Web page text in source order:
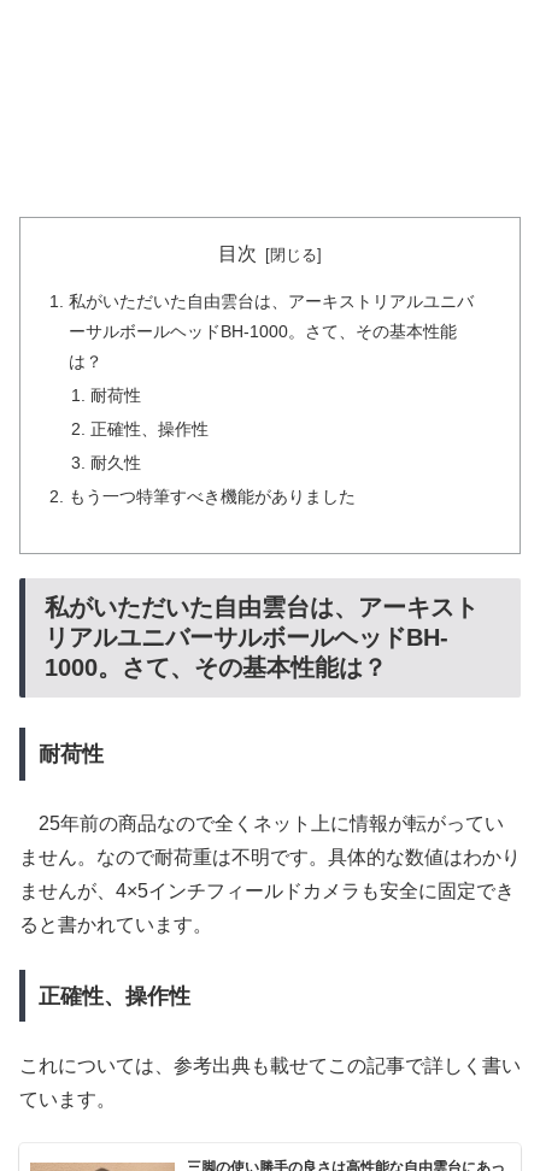
目次
私がいただいた自由雲台は、アーキストリアルユニバ
ーサルボールヘッドBH-1000。さて、その基本性能
は？
耐荷性
正確性、操作性
耐久性
もう一つ特筆すべき機能がありました
私がいただいた自由雲台は、アーキスト
リアルユニバーサルボールヘッドBH-
1000。さて、その基本性能は？
耐荷性
25年前の商品なので全くネット上に情報が転がってい
ません。なので耐荷重は不明です。具体的な数値はわかり
ませんが、4×5インチフィールドカメラも安全に固定でき
ると書かれています。
正確性、操作性
これについては、参考出典も載せてこの記事で詳しく書い
ています。
三脚の使い勝手の良さは高性能な自由雲台にあっ